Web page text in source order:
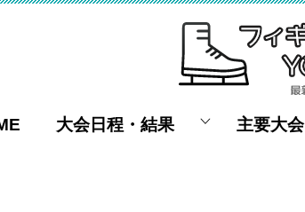
大会日程・結果 主要大会